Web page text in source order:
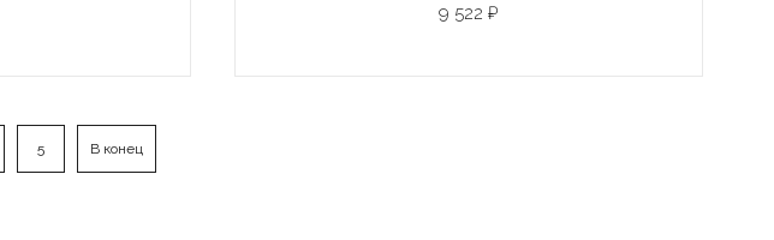
9 522 ₽
5 В конец